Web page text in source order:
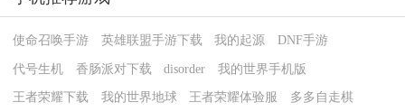
使命召唤手游 英雄联盟手游下载 我的起源 DNF手游
代号生机 香肠派对下载 disorder 我的世界手机版
王者荣耀下载 我的世界地球 王者荣耀体验服 多多自走棋